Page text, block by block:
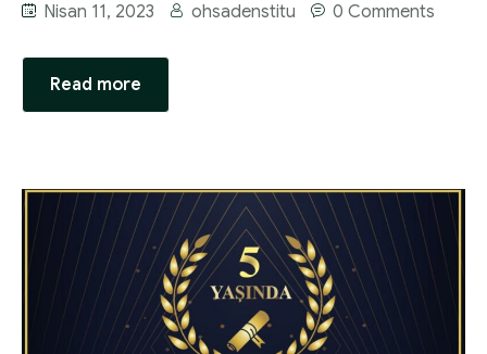
Nisan 11, 2023 ohsadenstitu 0 Comments
Read more